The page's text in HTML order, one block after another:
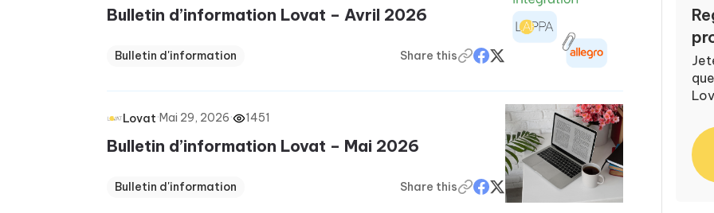
Bulletin d’information Lovat – Avril 2026
Bulletin d'information Share this
Lovat·Mai 29, 2026· 1451
Bulletin d’information Lovat – Mai 2026
Bulletin d'information Share this